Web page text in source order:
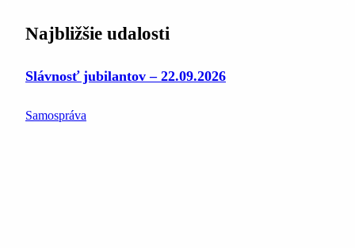
Najbližšie udalosti
Slávnosť jubilantov – 22.09.2026
Samospráva